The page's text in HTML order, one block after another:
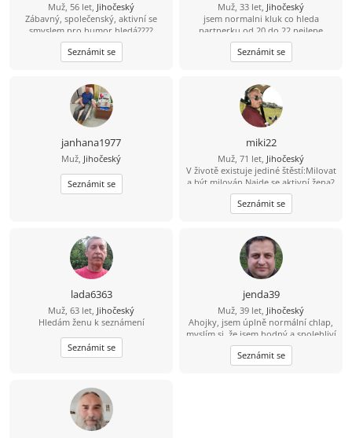
Muž, 56 let, Jihočeský
Zábavný, společenský, aktivní se
smyslem pro humor hledá????
Najdu????
Seznámit se
Muž, 33 let, Jihočeský
jsem normalni kluk co hleda
partnerku od 20 do 22 nejlepe
Seznámit se
janhana1977
Muž, Jihočeský
Seznámit se
miki22
Muž, 71 let, Jihočeský
V životě existuje jediné štěstí:Milovat
a být milován.Najde se aktivní žena?
Seznámit se
lada6363
Muž, 63 let, Jihočeský
Hledám ženu k seznámení
Seznámit se
jenda39
Muž, 39 let, Jihočeský
Ahojky, jsem úplně normální chlap,
myslím si, že jsem hodný a spolehliví
a že nezkazím žádnou srandu.
Hledám k sobě partnerku na
společnou a pohodovou cestu
Seznámit se